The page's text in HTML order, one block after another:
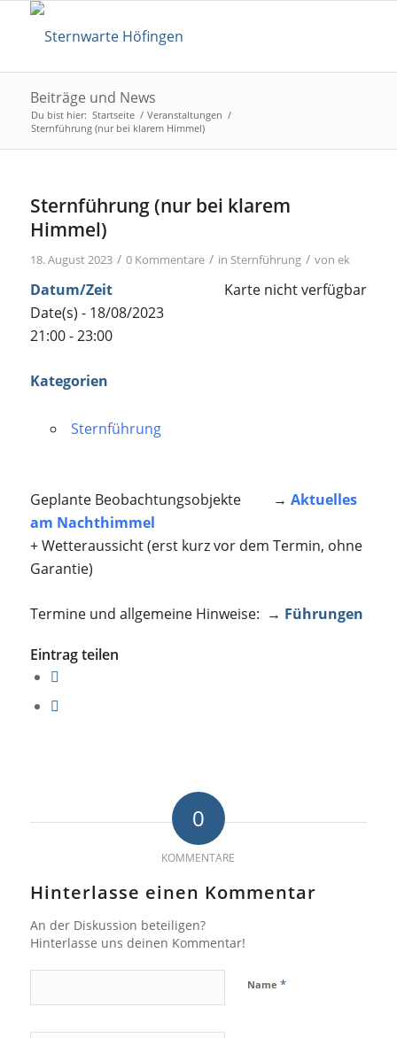
Beiträge und News
Du bist hier: Startseite / Veranstaltungen /
Sternführung (nur bei klarem Himmel)
Sternführung (nur bei klarem
Himmel)
18. August 2023 / 0 Kommentare / in Sternführung / von ek
Karte nicht verfügbar
Datum/Zeit
Date(s) - 18/08/2023
21:00 - 23:00
Kategorien
Sternführung
Geplante Beobachtungsobjekte → Aktuelles
am Nachthimmel
+ Wetteraussicht (erst kurz vor dem Termin, ohne
Garantie)
Termine und allgemeine Hinweise: → Führungen
Eintrag teilen
0
KOMMENTARE
Hinterlasse einen Kommentar
An der Diskussion beteiligen?
Hinterlasse uns deinen Kommentar!
Name *